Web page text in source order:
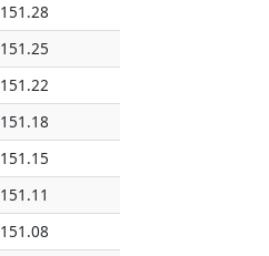
151.28
151.25
151.22
151.18
151.15
151.11
151.08